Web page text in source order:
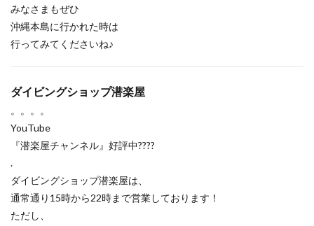
みなさまもぜひ
沖縄本島に行かれた時は
行ってみてくださいね♪
ダイビングショップ潜楽屋
。。。。
YouTube
『潜楽屋チャンネル』好評中????
.
ダイビングショップ潜楽屋は、
通常通り15時から22時まで営業しております！
ただし、